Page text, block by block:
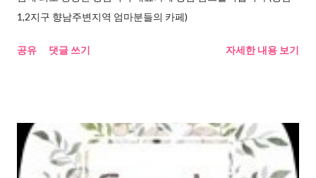
1,2지구 향남주변지역 엄마분들의 카페)
공유 댓글 쓰기 자세한 내용 보기